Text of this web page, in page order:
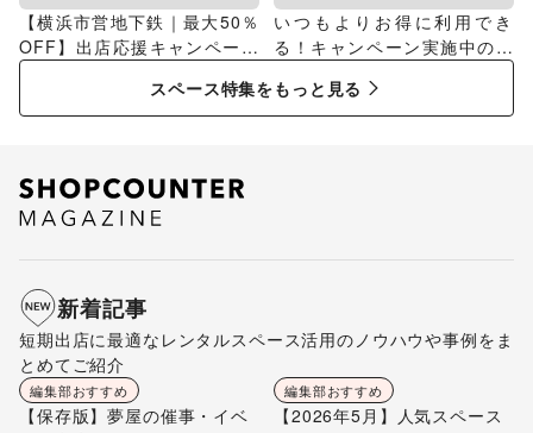
【横浜市営地下鉄｜最大50％
OFF】出店応援キャンペーン
特集
いつもよりお得に利用でき
る！キャンペーン実施中のス
スペース特集をもっと見る
新着記事
短期出店に最適なレンタルスペース活用のノウハウや事例をま
とめてご紹介
編集部おすすめ
【保存版】夢屋の催事・イベ
編集部おすすめ
【2026年5月】人気スペース